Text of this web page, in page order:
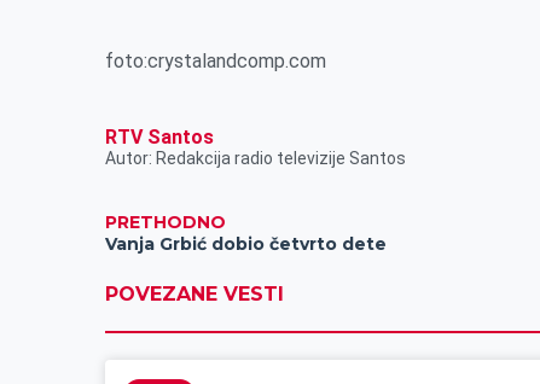
foto:crystalandcomp.com
RTV Santos
Autor: Redakcija radio televizije Santos
PRETHODNO
Vanja Grbić dobio četvrto dete
POVEZANE VESTI